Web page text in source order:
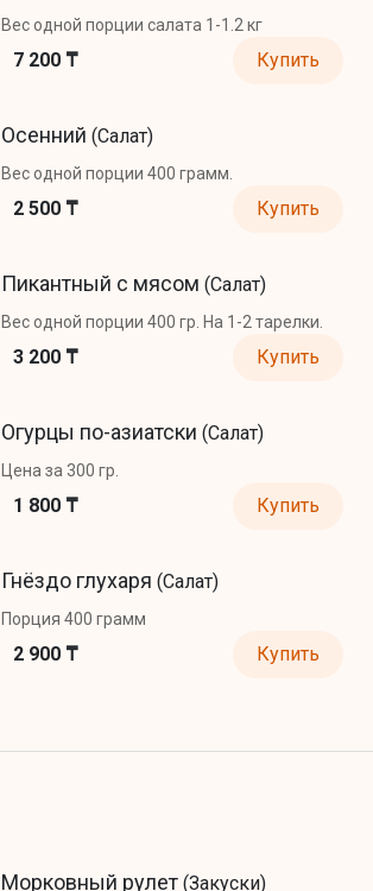
Вес одной порции салата 1-1.2 кг
7 200 ₸ Купить
Осенний (Салат)
Вес одной порции 400 грамм.
2 500 ₸ Купить
Пикантный с мясом (Салат)
Вес одной порции 400 гр. На 1-2 тарелки.
3 200 ₸ Купить
Огурцы по-азиатски (Салат)
Цена за 300 гр.
1 800 ₸ Купить
Гнёздо глухаря (Салат)
Порция 400 грамм
2 900 ₸ Купить
Морковный рулет (Закуски)